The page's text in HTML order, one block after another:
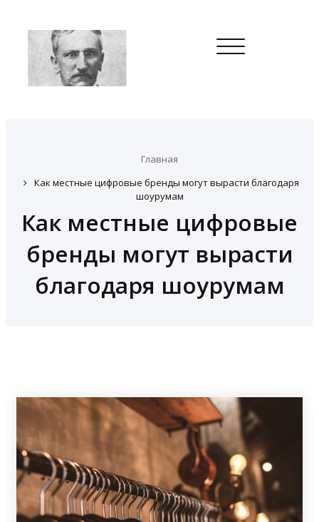
Toggle
navigation
Главная
Как местные цифровые бренды могут вырасти благодаря
шоурумам
Как местные цифровые
бренды могут вырасти
благодаря шоурумам